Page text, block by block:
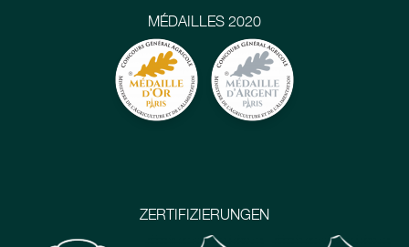
ZERTIFIZIERUNGEN
MÉDAILLES 2020